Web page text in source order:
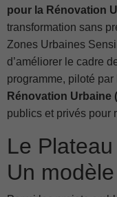
pour la Rénovation
transformation sans
Zones Urbaines
d’améliorer le cadre
programme, piloté par
Rénovation Urbaine
publics et privés pour
Le
Un